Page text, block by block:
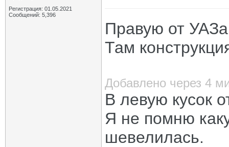
Регистрация: 01.05.2021
Сообщений: 5,396
Правую от
Там
Добавлено через 4
В левую кусок
Я не помню
шевелилась.